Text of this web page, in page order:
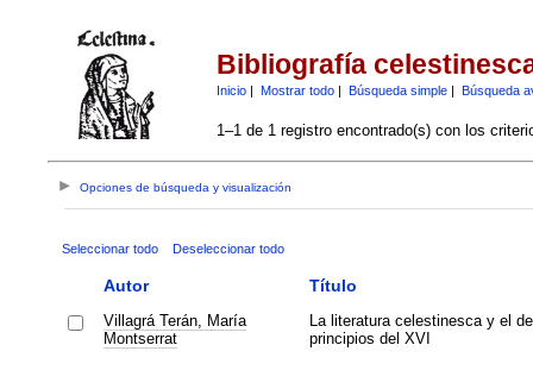
Bibliografía
Inicio| Mostrar todo| Búsqueda simple| Búsqueda
1–1 de 1 registro encontrado(s) con los
Opciones de búsqueda y visualización
Seleccionar todo Deseleccionar todo
Autor Título
Villagrá Terán, María
Montserrat
La literatura celestinesca y el
principios del XVI